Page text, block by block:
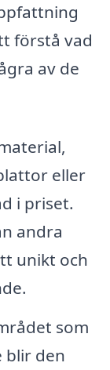
förstå vad
av de
eller
i priset.
andra
unikt och
som
blir den